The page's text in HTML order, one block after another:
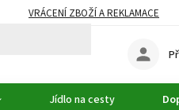
VRÁCENÍ ZBOŽÍ A REKLAMACE
Jídlo na cesty